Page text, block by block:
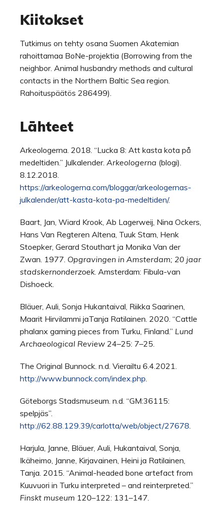
Kiitokset
Tutkimus on tehty osana Suomen Akatemian
rahoittamaa BoNe-projektia (Borrowing from the
neighbor. Animal husbandry methods and cultural
contacts in the Northern Baltic Sea region.
Rahoituspäätös 286499).
Lähteet
Arkeologerna. 2018. “Lucka 8: Att kasta kota på
medeltiden.” Julkalender.Arkeologerna (blogi).
8.12.2018.
https://arkeologerna.com/bloggar/arkeologernas-
julkalender/att-kasta-kota-pa-medeltiden/.
Baart, Jan, Wiard Krook, Ab Lagerweij, Nina Ockers,
Hans Van Regteren Altena, Tuuk Stam, Henk
Stoepker, Gerard Stouthart ja Monika Van der
Zwan. 1977. Opgravingen in Amsterdam; 20 jaar
stadskernonderzoek . Amsterdam: Fibula-van
Dishoeck.
Bläuer, Auli, Sonja Hukantaival, Riikka Saarinen,
Maarit Hirvilammi jaTanja Ratilainen. 2020. “Cattle
phalanx gaming pieces from Turku, Finland.” Lund
Archaeological Review 24–25: 7–25.
The Original Bunnock. n.d. Vierailtu 6.4.2021.
http://www.bunnock.com/index.php
Göteborgs Stadsmuseum. n.d. “GM:36115:
spelpjäs”.
http://62.88.129.39/carlotta/web/object/27678
Harjula, Janne, Bläuer, Auli, Hukantaival, Sonja,
Ikäheimo, Janne, Kirjavainen, Heini ja Ratilainen,
Tanja. 2015. “Animal-headed bone artefact from
Kuuvuori in Turku interpreted – and reinterpreted.”
Finskt museum 120–122: 131–147.